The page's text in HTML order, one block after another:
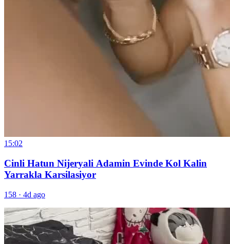
15:02
Cinli Hatun Nijeryali Adamin Evinde Kol Kalin
Yarrakla Karsilasiyor
158 · 4d ago